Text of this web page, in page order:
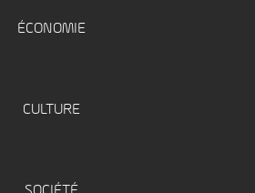
ÉCONOMIE
CULTURE